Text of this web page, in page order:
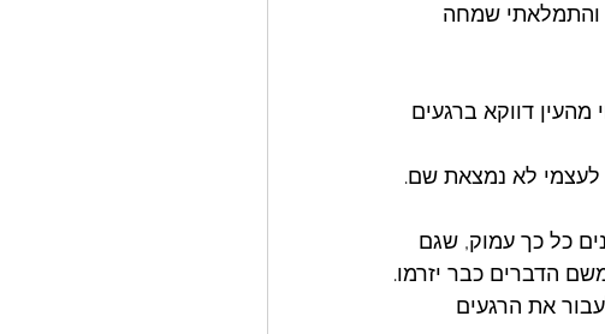
והתמלאתי שמחה
דווקא ברגעים
לעצמי לא נמצאת שם.
כל כך עמוק, שגם
הדברים כבר יזרמו.
את הרגעים